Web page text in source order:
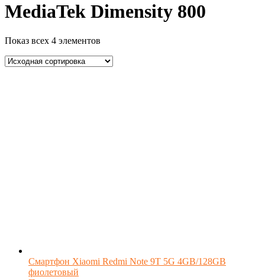
MediaTek Dimensity 800
Показ всех 4 элементов
Смартфон Xiaomi Redmi Note 9T 5G 4GB/128GB
фиолетовый